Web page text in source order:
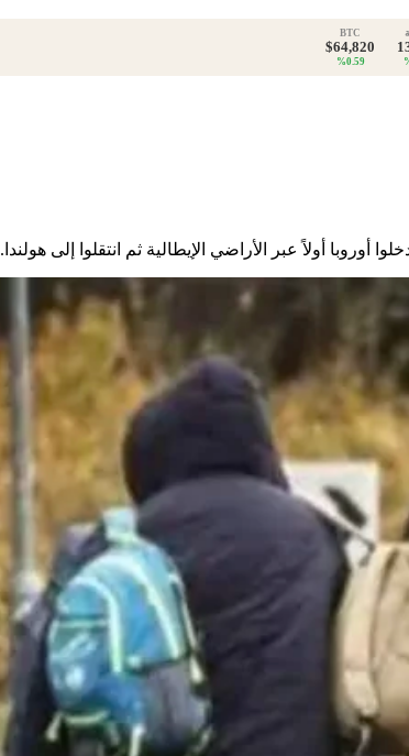
BTC
$64,820
%0.59
أوروبا أولاً عبر الأراضي الإيطالية ثم انتقلوا إلى هولندا.